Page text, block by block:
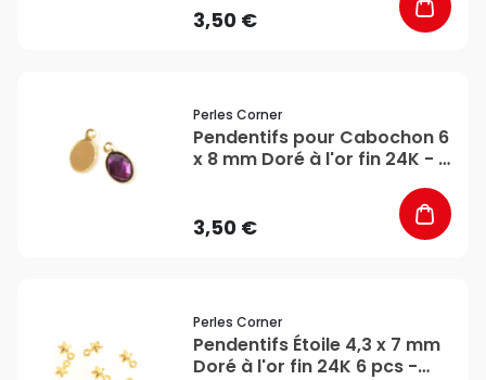
3,50 €
Perles Corner
Pendentifs pour Cabochon 6
x 8 mm Doré à l'or fin 24K - 2
3,50 €
Perles Corner
Pendentifs Étoile 4,3 x 7 mm
Doré à l'or fin 24K 6 pcs -